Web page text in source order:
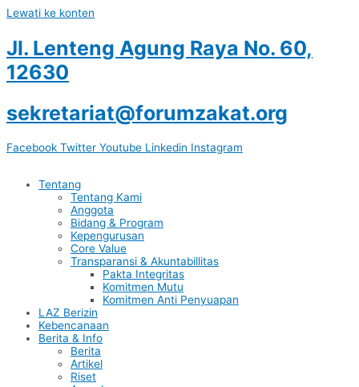
Lewati ke konten
Jl. Lenteng Agung Raya No. 60,
12630
sekretariat@forumzakat.org
Facebook Twitter Youtube Linkedin Instagram
Tentang
Tentang Kami
Anggota
Bidang & Program
Kepengurusan
Core Value
Transparansi & Akuntabillitas
Pakta Integritas
Komitmen Mutu
Komitmen Anti Penyuapan
LAZ Berizin
Kebencanaan
Berita & Info
Berita
Artikel
Riset